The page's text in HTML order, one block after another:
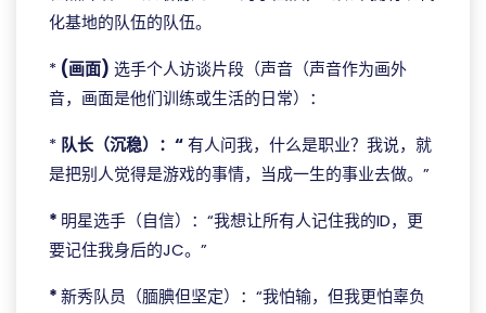
化基地的队伍的队伍。
* (画面) 选手个人访谈片段（声音（声音作为画外
音，画面是他们训练或生活的日常）：
* 队长（沉稳）：“有人问我，什么是职业？我说，就
是把别人觉得是游戏的事情，当成一生的事业去做。”
* 明星选手（自信）：“我想让所有人记住我的ID，更
要记住我身后的JC。”
*新秀队员（腼腆但坚定）：“我怕输，但我更怕辜负